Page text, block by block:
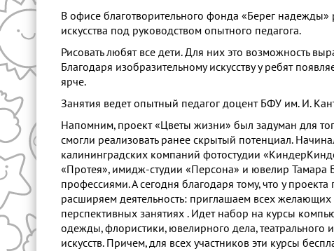
В офисе благотворительного фонда «Берег надежды»
искусства под руководством опытного педагога.
Рисовать любят все дети. Для них это возможность
Благодаря изобразительному искусству у ребят
ярче.
Занятия ведет опытный педагог доцент БФУ им. И.
Напомним, проект «Цветы жизни» был задуман для
смогли реализовать ранее скрытый потенциал.
калининградских компаний фотостудии
«Протея», имидж-студии «Персона» и ювелир
профессиями. А сегодня благодаря тому, что у
расширяем деятельность: приглашаем всех
перспективных занятиях . Идет набор на курсы
одежды, флористики, ювелирного дела, театрального
искусств. Причем, для всех участников эти курсы